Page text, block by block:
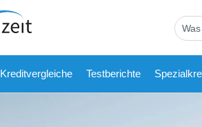
Kreditvergleiche Testberichte